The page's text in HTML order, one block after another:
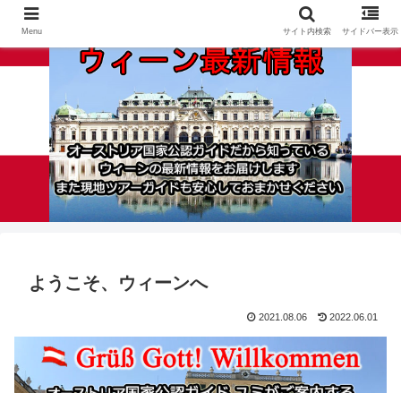
ようこそ、ウィーンへ
2021.08.06 2022.06.01
Menu サイト内検索 サイドバー表示